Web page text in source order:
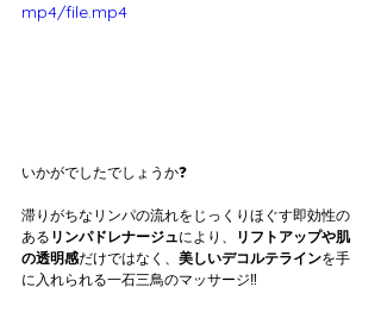
mp4/file.mp4
いかがでしたでしょうか❓
滞りがちなリンパの流れをじっくりほぐす即効性の
ある リンパドレナージュにより、
リフトアップや肌
の透明感だけではなく、 美しいデコルテラインを手
に入れられる一石三鳥のマッサージ‼️